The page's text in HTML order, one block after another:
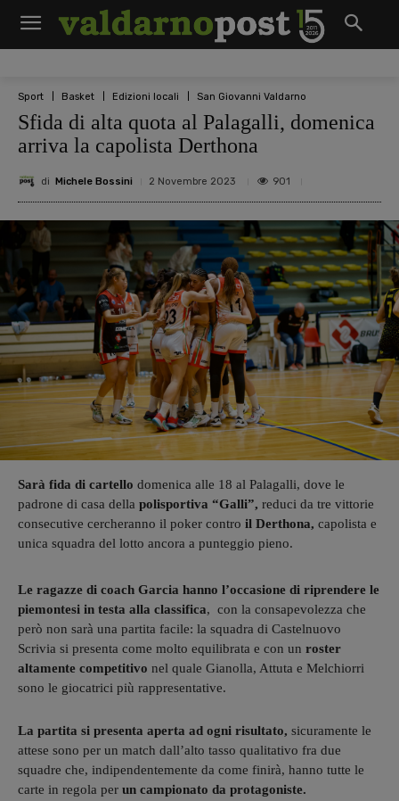
Sport Basket Edizioni locali San Giovanni Valdarno
Sfida di alta quota al Palagalli, domenica
arriva la capolista Derthona
di Michele Bossini 2 Novembre 2023 901
Sarà fida di cartello domenica alle 18 al Palagalli, dove le
padrone di casa della polisportiva “Galli”, reduci da tre vittorie
consecutive cercheranno il poker contro il Derthona, capolista e
unica squadra del lotto ancora a punteggio pieno.
Le ragazze di coach Garcia hanno l’occasione di riprendere le
piemontesi in testa alla classifica, con la consapevolezza che
però non sarà una partita facile: la squadra di Castelnuovo
Scrivia si presenta come molto equilibrata e con un roster
altamente competitivo nel quale Gianolla, Attuta e Melchiorri
sono le giocatrici più rappresentative.
La partita si presenta aperta ad ogni risultato, sicuramente le
attese sono per un match dall’alto tasso qualitativo fra due
squadre che, indipendentemente da come finirà, hanno tutte le
carte in regola per un campionato da protagoniste.